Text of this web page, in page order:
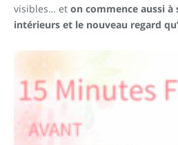
visibles… et on commence aussi
intérieurs et le nouveau regard